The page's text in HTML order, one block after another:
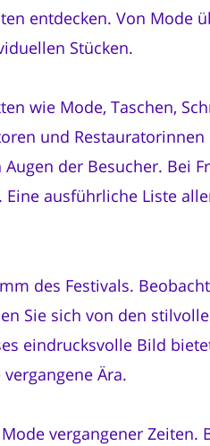
entdecken. Von Mode
Stücken.
wie Mode, Taschen,
und
der Besucher. Bei
ausführliche Liste
des Festivals.
Sie sich von den
eindrucksvolle Bild
Ära.
vergangener Zeiten.